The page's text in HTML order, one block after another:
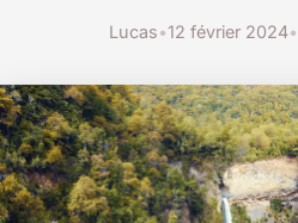
Lucas•12 février 2024•